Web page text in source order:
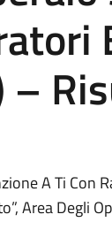
–
A Ti Con
Area Degli